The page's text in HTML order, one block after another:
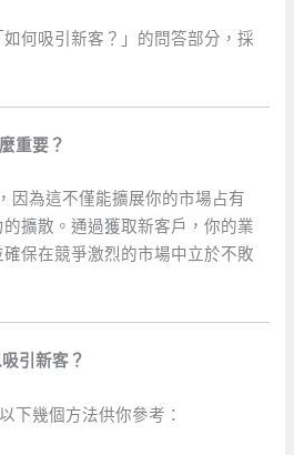
何吸引新客？」的問答部分，採
重要？
因為這不僅能擴展你的市場占有
擴散。通過獲取新客戶，你的業
保在競爭激烈的市場中立於不敗
引新客？
下幾個方法供你參考：